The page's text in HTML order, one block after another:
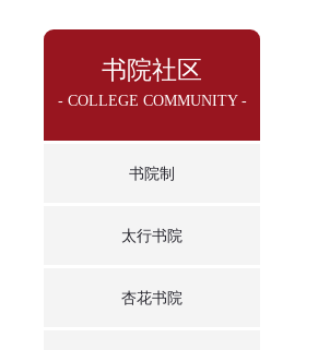
书院社区
- COLLEGE COMMUNITY -
书院制
太行书院
杏花书院